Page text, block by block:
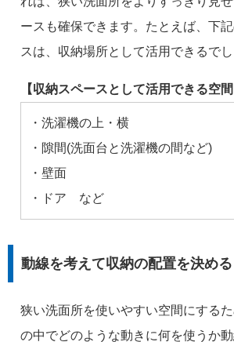
ースも確保できます。たとえば、下
スは、収納場所として活用できるでし
【収納スペースとして活用できる空間
・洗濯機の上・横
・隙間(洗面台と洗濯機の間など)
・壁面
・ドア など
動線を考えて収納の配置を決める
狭い洗面所を使いやすい空間にする
の中でどのような動きに何を使うか